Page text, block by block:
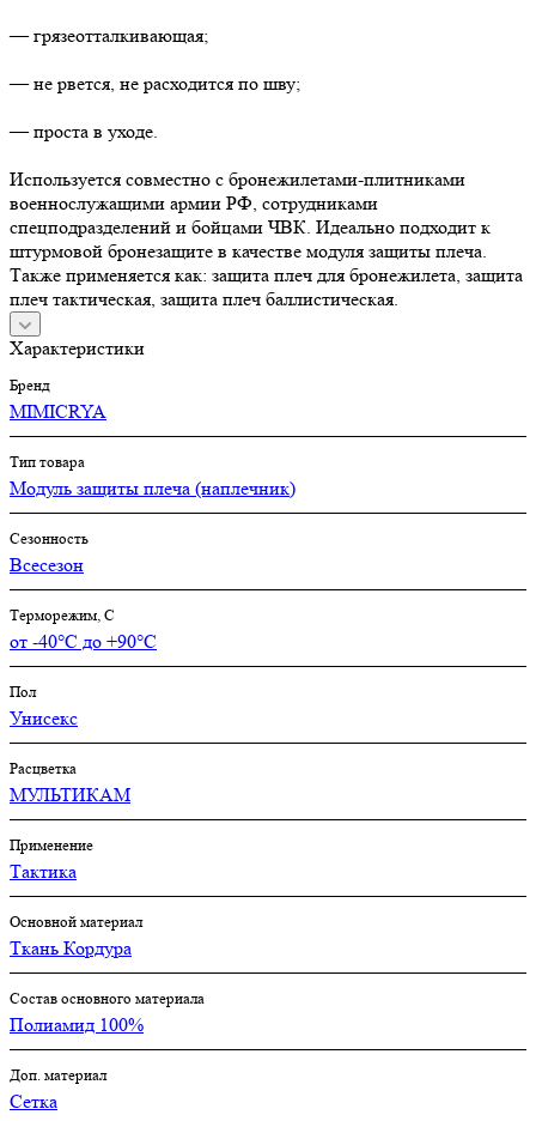
— грязеотталкивающая;
— не рвется, не расходится по шву;
— проста в уходе.
Используется совместно с бронежилетами-плитниками
военнослужащими армии РФ, сотрудниками
спецподразделений и бойцами ЧВК. Идеально подходит к
штурмовой бронезащите в качестве модуля защиты плеча.
Также применяется как: защита плеч для бронежилета, защита
плеч тактическая, защита плеч баллистическая.
Характеристики
Бренд
MIMICRYA
Тип товара
Модуль защиты плеча (наплечник)
Сезонность
Всесезон
Терморежим, C
от -40°С до +90°С
Пол
Унисекс
Расцветка
МУЛЬТИКАМ
Применение
Тактика
Основной материал
Ткань Кордура
Состав основного материала
Полиамид 100%
Доп. материал
Сетка